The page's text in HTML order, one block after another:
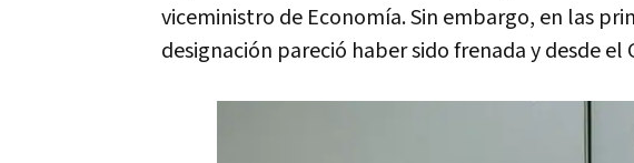
viceministro de Economía. Sin embargo, en las
designación pareció haber sido frenada y desde